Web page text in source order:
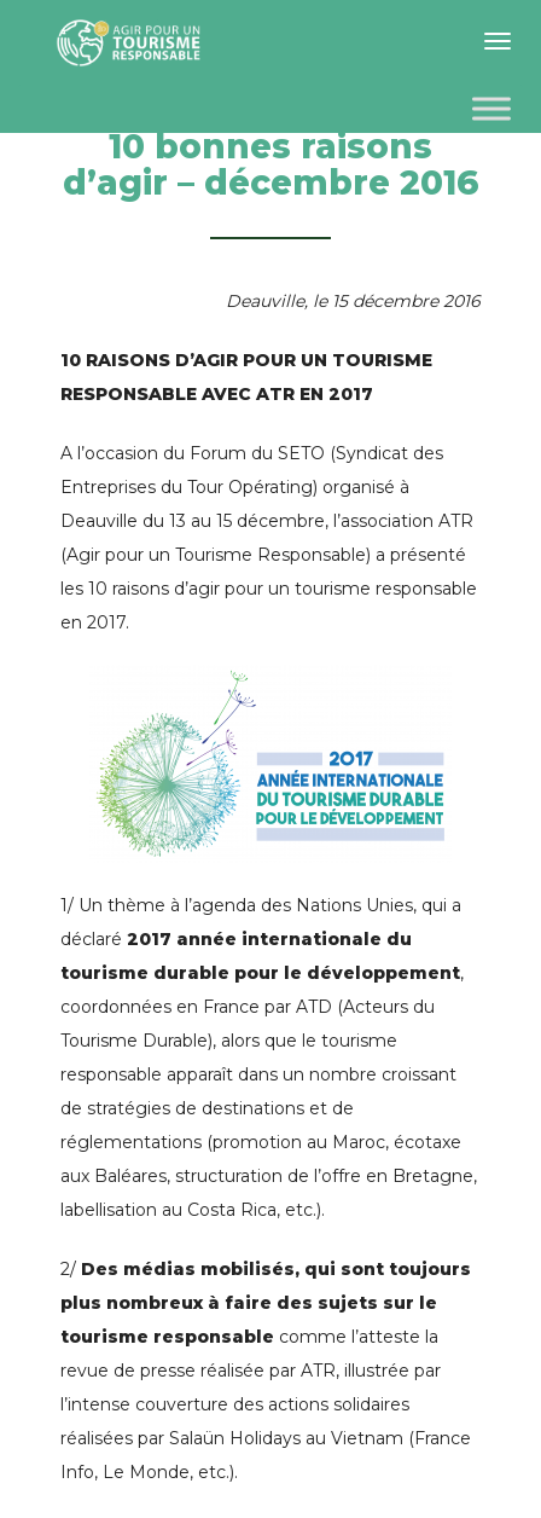
Toggle
10 bonnes raisons
d’agir – décembre 2016
Deauville, le 15 décembre 2016
10 RAISONS D’AGIR POUR UN TOURISME
RESPONSABLE AVEC ATR EN 2017
A l’occasion du Forum du SETO (Syndicat des
Entreprises du Tour Opérating) organisé à
Deauville du 13 au 15 décembre, l’association ATR
(Agir pour un Tourisme Responsable) a présenté
les 10 raisons d’agir pour un tourisme responsable
en 2017.
1/ Un thème à l’agenda des Nations Unies, qui a
déclaré 2017 année internationale du
tourisme durable pour le développement,
coordonnées en France par ATD (Acteurs du
Tourisme Durable), alors que le tourisme
responsable apparaît dans un nombre croissant
de stratégies de destinations et de
réglementations (promotion au Maroc, écotaxe
aux Baléares, structuration de l’offre en Bretagne,
labellisation au Costa Rica, etc.).
2/ Des médias mobilisés, qui sont toujours
plus nombreux à faire des sujets sur le
tourisme responsable comme l’atteste la
revue de presse réalisée par ATR, illustrée par
l’intense couverture des actions solidaires
réalisées par Salaün Holidays au Vietnam (France
Info, Le Monde, etc.).